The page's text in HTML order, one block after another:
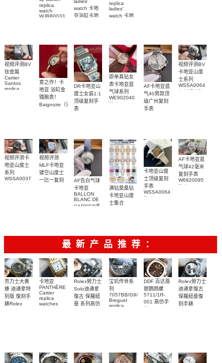
replica
watch
WJBB0033
ladies'
watch 卡地
亚浴缸卡地
replica
ladies'
watch 卡地
视频评测BV
钛金属
Cartier
Santos
replica
意之作！卡
地亚 浴缸金
镯腕表！
Baignoire（浴
DR卡地亚山
度士女装1:1
顶级复刻手
表
原单真钻女
表卡地亚蓝
气球系列
WE902040
AF卡地亚蓝
气40男款顶
级广州复刻
手表
视频评测BV
卡地亚山度
士系列
WSSA0064
视频评测卡
地亚山度士
系列
WSSA0037
视频评测
MLF卡地亚
镂空山度士
一比一复刻
AF告白气球
卡地亚
BALLON
BLANC DE
CARTIER系
满钻莫桑钻
卡地亚山度
士集合
卡地亚山度
士顶级复刻
手表
WSSA0064
AF卡地亚蓝
气球42毫米
复刻手表
W6920095
最新产品推荐：
劳力士大黄
蜂 迪通拿特
别版 復刻手
錶Rolex
卡地亚
PANTHÈRE
Cartier
replica
watches
Rolex勞力士
Solo迪通拿
復古 保羅紐
曼 系列高仿
宝玑传世系
列
7057BB/G9/9W6
Breguet
replica
DDF 百达翡
丽鹦鹉螺
5711/1R-
001 高仿手
Rolex勞力士
迪通拿復古
保羅紐曼復
刻手錶